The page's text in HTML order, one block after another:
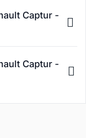
Captur -
Captur -